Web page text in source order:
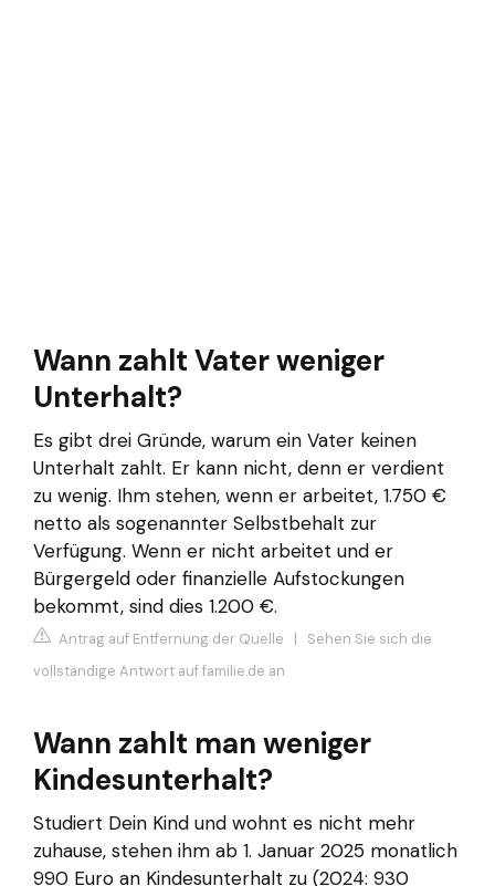
Wann zahlt Vater weniger
Unterhalt?
Es gibt drei Gründe, warum ein Vater keinen
Unterhalt zahlt. Er kann nicht, denn er verdient
zu wenig. Ihm stehen, wenn er arbeitet, 1.750 €
netto als sogenannter Selbstbehalt zur
Verfügung. Wenn er nicht arbeitet und er
Bürgergeld oder finanzielle Aufstockungen
bekommt, sind dies 1.200 €.
Antrag auf Entfernung der Quelle | Sehen Sie sich die
vollständige Antwort auf familie.de an
Wann zahlt man weniger
Kindesunterhalt?
Studiert Dein Kind und wohnt es nicht mehr
zuhause, stehen ihm ab 1. Januar 2025 monatlich
990 Euro an Kindesunterhalt zu (2024: 930